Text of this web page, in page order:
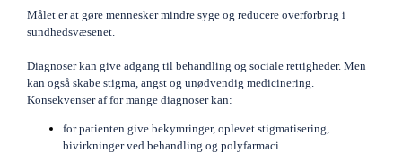
Målet er at gøre mennesker mindre syge og reducere overforbrug i
sundhedsvæsenet.
Diagnoser kan give adgang til behandling og sociale rettigheder. Men
kan også skabe stigma, angst og unødvendig medicinering.
Konsekvenser af for mange diagnoser kan:
for patienten give bekymringer, oplevet stigmatisering,
bivirkninger ved behandling og polyfarmaci.